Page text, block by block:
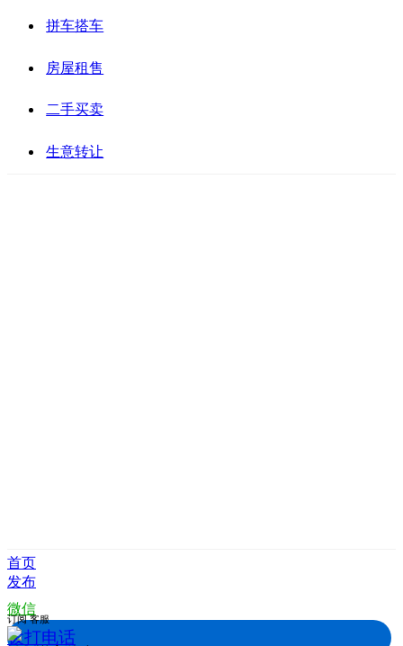
拼车搭车
房屋租售
二手买卖
生意转让
首页
发布
微信
拨打电话
订阅 客服